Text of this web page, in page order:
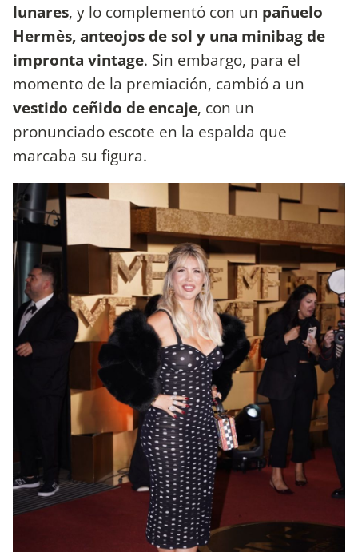
lunares, y lo complementó con un pañuelo
Hermès, anteojos de sol y una minibag de
impronta vintage. Sin embargo, para el
momento de la premiación, cambió a un
vestido ceñido de encaje, con un
pronunciado escote en la espalda que
marcaba su figura.